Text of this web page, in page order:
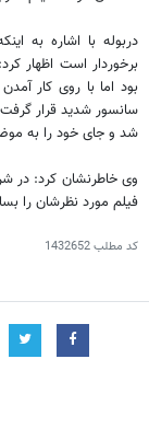
دربوله با اشاره به
سانسور شدید قرار
شد و جای خود را به
وی خاطرنشان کرد: در
فیلم مورد نظرشان را
کد مطلب1432652